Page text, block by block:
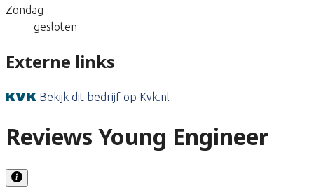
Zondag
gesloten
Externe links
Bekijk dit bedrijf op Kvk.nl
Reviews Young Engineer